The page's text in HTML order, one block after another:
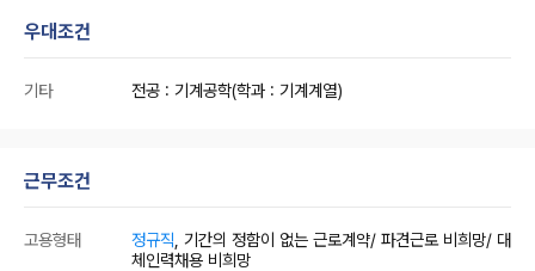
우대조건
기타 전공 : 기계공학(학과 : 기계계열)
근무조건
고용형태 정규직 , 기간의 정함이 없는 근로계약/ 파견근로 비희망/ 대
체인력채용 비희망